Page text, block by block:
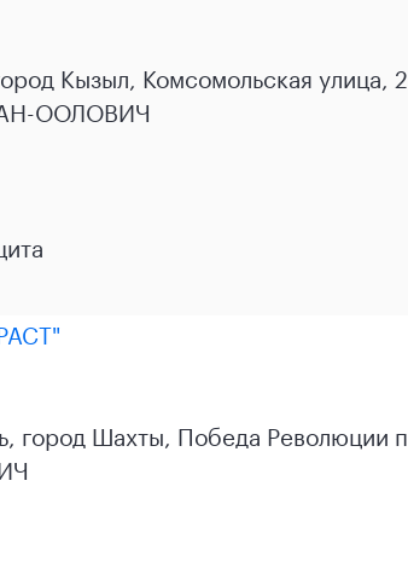
Кызыл, Комсомольская улица,
ООЛОВИЧ
город Шахты, Победа Революции